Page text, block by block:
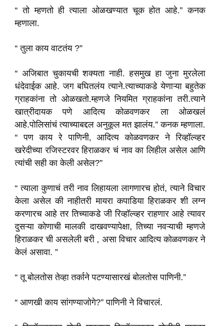
“ तो म्हणतो ही त्याला ओळखण्यात चूक होत आहे.” कनक
म्हणाला.
“ तुला काय वाटतंय ?”
“ अजिबात चुकायची शक्यता नाही. हसमुख हा जुना मुरलेला
धंदेवाईक आहे. जग बघितलंय त्याने.त्याच्याकडे येणाऱ्या बहुतेक
ग्राहकांना तो ओळखतो.म्हणजे नियमित ग्राहकांना तरी.त्याने
खात्रीदायक पणे आदित्य कोळवणकर ला ओळखलं
आहे.पोलिसांचं त्याच्याबद्दल अनुकूल मत झालंय.” कनक म्हणाला.
“ पण काय रे पाणिनी, आदित्य कोळवणकर ने रिव्हॉल्व्हर
खरेदीच्या रजिस्टरवर हिराळकर चं नाव का लिहील असेल आणि
त्यांची सही का केली असेल?”
“ त्याला कुणाचं तरी नाव लिहायला लागणारच होतं, त्याने विचार
केला असेल की नाहीतरी मायरा कपाडिया हिराळकर शी लग्न
करणारच आहे तर तिच्याकडे जी रिव्हॉल्व्हर राहणार आहे त्यावर
दुसऱ्या कोणाची मालकी दाखवण्यापेक्षा, तिच्या नवऱ्याची म्हणजे
हिराळकर ची असलेली बरी , असा विचार आदित्य कोळवणकर ने
केलं असावा. ”
“ तू बोलतोस तेव्हा तर्काने पटण्यासारखं बोलतोस पाणिनी.”
“ आणखी काय सांगण्याजोगे?” पाणिनी ने विचारलं.